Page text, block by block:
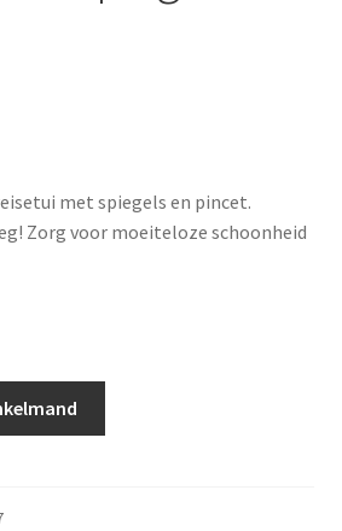
met spiegels en pincet.
Zorg voor moeiteloze schoonheid